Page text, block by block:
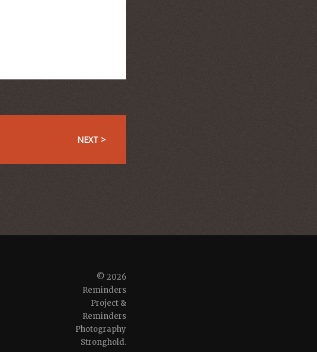
NEXT >
© 2026
Reminders
Project &
Reminders
Photography
Stronghold.